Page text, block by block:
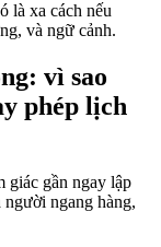
là xa cách nếu
và ngữ cảnh.
vì sao
phép lịch
giác gần ngay lập
ngang hàng,